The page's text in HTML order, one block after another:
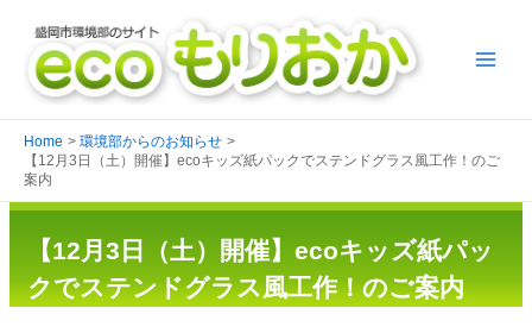
Home
環境部からのお知らせ
【12月3日（土）開催】ecoキッズ紙パックでステンドグラス風工作！のご
案内
【12月3日（土）開催】ecoキッズ紙パッ
クでステンドグラス風工作！のご案内